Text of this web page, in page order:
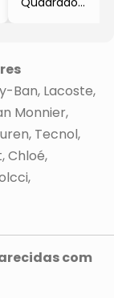
Ban Lacoste
Monnier
Tecnol
Chloé
com